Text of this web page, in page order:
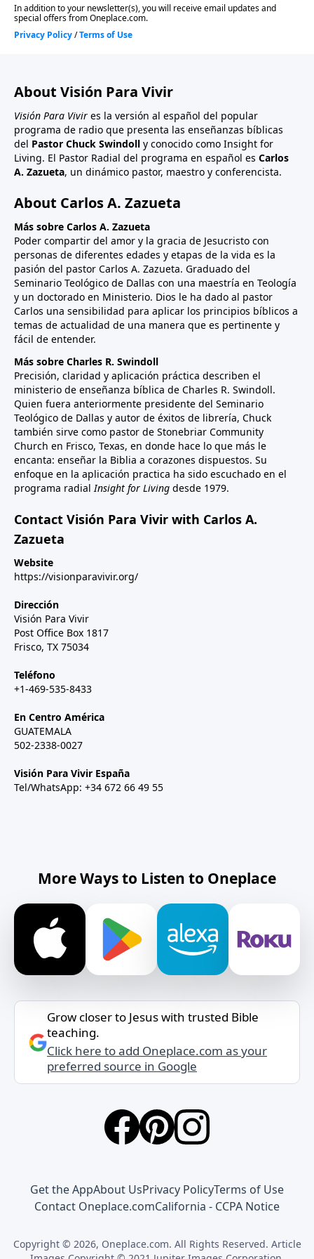
discurso elocuente.
About Visión Para Vivir
Visión Para Vivir es la versión al español del popular
programa de radio que presenta las enseñanzas bíblicas
del Pastor Chuck Swindoll y conocido como Insight for
Living. El Pastor Radial del programa en español es Carlos
A. Zazueta, un dinámico pastor, maestro y conferencista.
About Carlos A. Zazueta
Más sobre Carlos A. Zazueta
Poder compartir del amor y la gracia de Jesucristo con
personas de diferentes edades y etapas de la vida es la
pasión del pastor Carlos A. Zazueta. Graduado del
Seminario Teológico de Dallas con una maestría en Teología
y un doctorado en Ministerio. Dios le ha dado al pastor
Carlos una sensibilidad para aplicar los principios bíblicos a
temas de actualidad de una manera que es pertinente y
fácil de entender.
Más sobre Charles R. Swindoll
Precisión, claridad y aplicación práctica describen el
ministerio de enseñanza bíblica de Charles R. Swindoll.
Quien fuera anteriormente presidente del Seminario
Teológico de Dallas y autor de éxitos de librería, Chuck
también sirve como pastor de Stonebriar Community
Church en Frisco, Texas, en donde hace lo que más le
encanta: enseñar la Biblia a corazones dispuestos. Su
enfoque en la aplicación practica ha sido escuchado en el
programa radialInsight for Living desde 1979.
Contact Visión Para Vivir with Carlos A.
Zazueta
Website
https://visionparavivir.org/
Dirección
Visión Para Vivir
Post Office Box 1817
Frisco, TX 75034
Teléfono
+1-469-535-8433
En Centro América
GUATEMALA
502-2338-0027
Visión Para Vivir España
Tel/WhatsApp: +34 672 66 49 55
More Ways to Listen to Oneplace
Grow closer to Jesus with trusted Bible
teaching.
Click here to add Oneplace.com as your
preferred source in Google
Get the AppAbout UsPrivacy PolicyTerms of Use
Contact Oneplace.comCalifornia - CCPA Notice
Copyright © 2026, Oneplace.com. All Rights Reserved. Article